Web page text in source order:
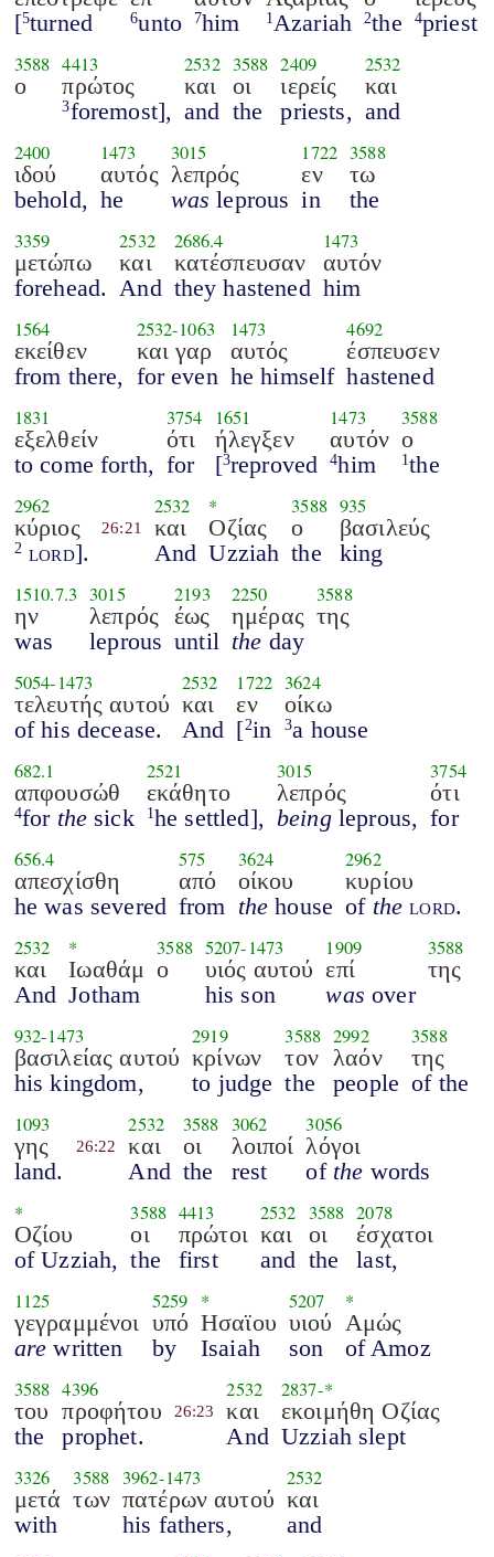
[5turned 6unto 7him 1 Azariah 2the 4priest
3588
ο
4413
πρώτος
3foremost],
2532
και
and
3588
οι
the
2409
ιερείς
priests,
2532
και
and
2400
ιδού
behold,
1473
αυτός
he
3015
λεπρός
was leprous
1722
εν
in
3588
τω
the
3359
μετώπω
forehead.
2532
και
And
2686.4
κατέσπευσαν
they hastened
1473
αυτόν
him
1564
εκείθεν
from there,
2532-1063
και γαρ
for even
1473
αυτός
he himself
4692
έσπευσεν
hastened
1831
εξελθείν
to come forth,
3754
ότι
for
1651
ήλεγξεν
[3reproved
1473
αυτόν
4him
3588
ο
1the
2962
κύριος
2 lord].
26:21
2532
και
And
*
Οζίας
Uzziah
3588
ο
the
935
βασιλεύς
king
1510.7.3
ην
was
3015
λεπρός
leprous
2193
έως
until
2250
ημέρας
the day
3588
της
5054-1473
τελευτής αυτού
of his decease.
2532
και
And
1722
εν
[2in
3624
οίκω
3a house
682.1
απφουσώθ
4for the sick
2521
εκάθητο
1he settled],
3015
λεπρός
beingleprous,
3754
ότι
for
656.4
απεσχίσθη
he was severed
575
από
from
3624
οίκου
the house
2962
κυρίου
of the lord.
2532
και
And
*
Ιωαθάμ
Jotham
3588
ο
5207-1473
υιός αυτού
his son
1909
επί
was over
3588
της
932-1473
βασιλείας αυτού
his kingdom,
2919
κρίνων
to judge
3588
τον
the
2992
λαόν
people
3588
της
of the
1093
γης
land.
26:22
2532
και
And
3588
οι
the
3062
λοιποί
rest
3056
λόγοι
of the words
*
Οζίου
of Uzziah,
3588
οι
the
4413
πρώτοι
first
2532
και
and
3588
οι
the
2078
έσχατοι
last,
1125
γεγραμμένοι
are written
5259
υπό
by
*
Ησαϊου
Isaiah
5207
υιού
son
*
Αμώς
of Amoz
3588
του
the
4396
προφήτου
prophet.
26:23
2532
και
And
2837-*
εκοιμήθη Οζίας
Uzziah slept
3326
μετά
with
3588
των
3962-1473
πατέρων αυτού
his fathers,
2532
και
and